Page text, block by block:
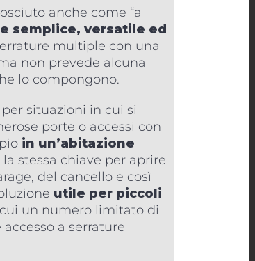
anche come “a
semplice, versatile ed
multiple con una
non prevede alcuna
lo compongono.
situazioni in cui si
porte o accessi con
in un’abitazione
stessa chiave per aprire
del cancello e così
utile per piccoli
un numero limitato di
a serrature